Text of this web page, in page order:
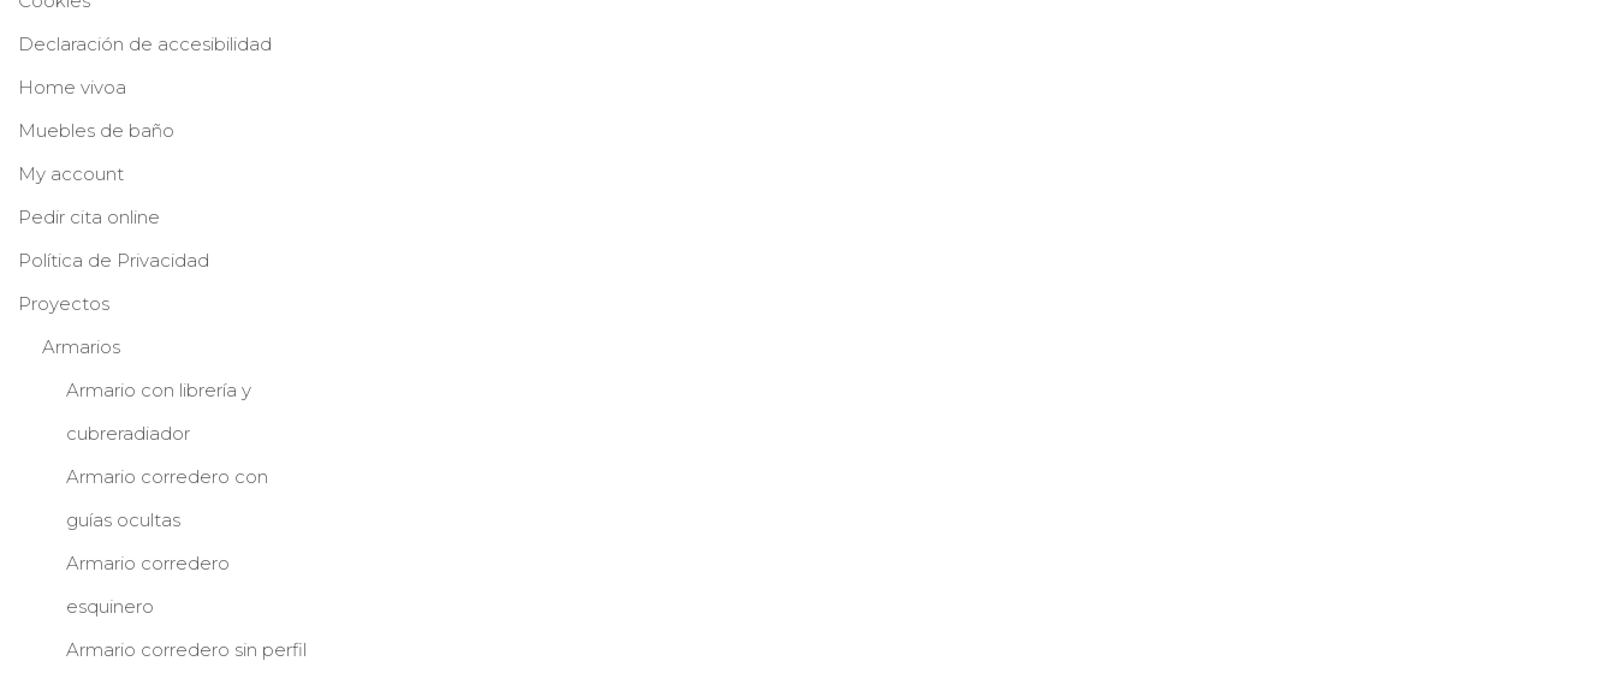
Declaración de accesibilidad
Home vivoa
Muebles de baño
My account
Pedir cita online
Política de Privacidad
Proyectos
Armarios
Armario con librería y
cubreradiador
Armario corredero con
guías ocultas
Armario corredero
esquinero
Armario corredero sin perfil